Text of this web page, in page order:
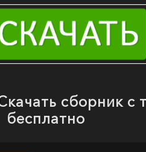
сборник с
бесплатно